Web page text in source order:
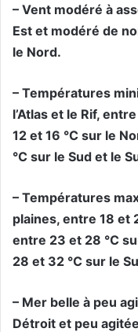
– Vent modéré à
Est et modéré de
le Nord.
– Températures
l’Atlas et le Rif,
12 et 16 °C sur le
°C sur le Sud et le
– Températures
plaines, entre 18 et
entre 23 et 28 °C
28 et 32 °C sur le
– Mer belle à peu
Détroit et peu